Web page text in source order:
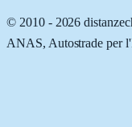
© 2010 - 2026
ANAS, Autostrade per